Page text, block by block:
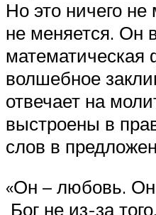
Но это ничего
не меняется. Он
математическая
волшебное
отвечает на
выстроены в
слов в
«Он – любовь.
Бог не из-за